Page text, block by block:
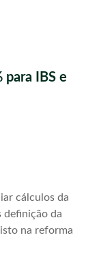
IBS e
cálculos da
definição da
na reforma